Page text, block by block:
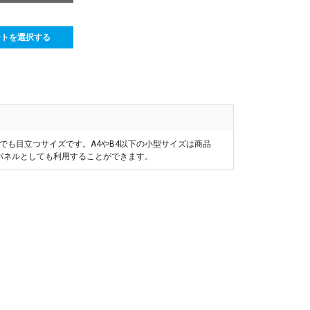
を選択する
も目立つサイズです。A4やB4以下の小型サイズは商品
ルとしても利用することができます。